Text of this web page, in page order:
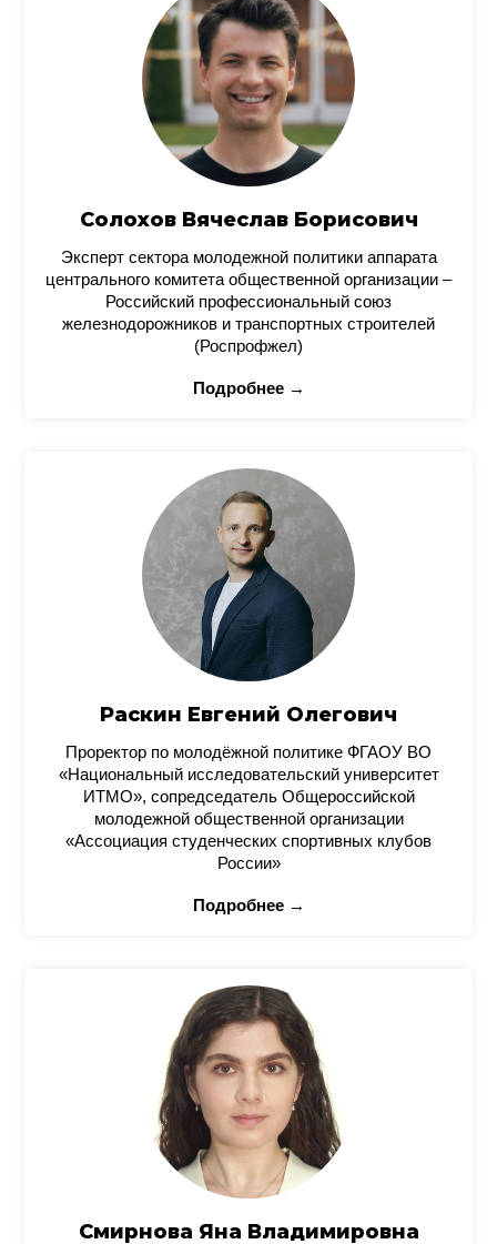
Солохов Вячеслав Борисович
Эксперт сектора молодежной политики аппарата
центрального комитета общественной организации –
Российский профессиональный союз
железнодорожников и транспортных строителей
(Роспрофжел)
Подробнее →
Раскин Евгений Олегович
Проректор по молодёжной политике ФГАОУ ВО
«Национальный исследовательский университет
ИТМО», сопредседатель Общероссийской
молодежной общественной организации
«Ассоциация студенческих спортивных клубов
России»
Подробнее →
Смирнова Яна Владимировна